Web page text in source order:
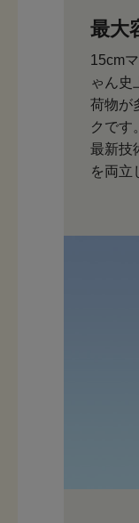
最大
15cm
ゃん史
荷物が
クです。
最新技
を両立